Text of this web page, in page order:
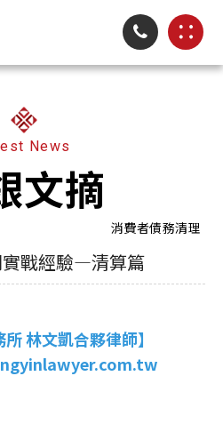
News
文摘
消費者債務清理
戰經驗—清算篇
所 林文凱合夥律師】